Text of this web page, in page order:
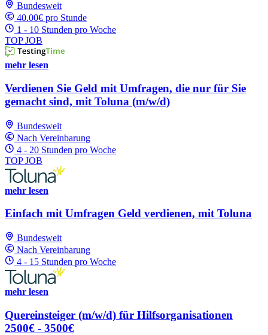
Bundesweit
40.00€ pro Stunde
1 - 10 Stunden pro Woche
TOP JOB
mehr lesen
Verdienen Sie Geld mit Umfragen, die nur für Sie
gemacht sind, mit Toluna (m/w/d)
Bundesweit
Nach Vereinbarung
4 - 20 Stunden pro Woche
TOP JOB
mehr lesen
Einfach mit Umfragen Geld verdienen, mit Toluna
Bundesweit
Nach Vereinbarung
4 - 15 Stunden pro Woche
mehr lesen
Quereinsteiger (m/w/d) für Hilfsorganisationen
2500€ - 3500€